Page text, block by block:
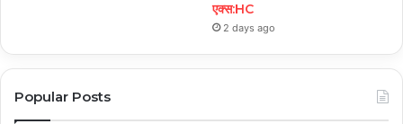
एक्स:HC
2 days ago
Popular Posts